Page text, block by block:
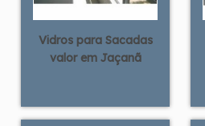
Vidros para Sacadas
valor em Jaçanã